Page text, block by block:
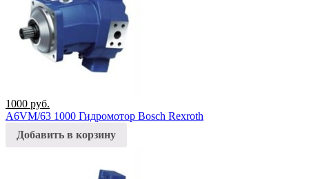
1000 руб.
A6VM/63 1000 Гидромотор Bosch Rexroth
Добавить в корзину